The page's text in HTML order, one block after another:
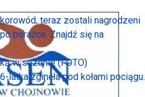
teraz zostali nagrodzeni
porażce. Znajdź się na
w sezonie (FOTO)
latka zginęła pod kołami pociągu.